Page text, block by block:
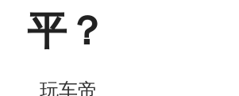
平？
玩车帝